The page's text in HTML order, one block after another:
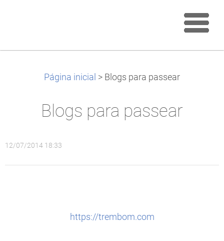
Página inicial > Blogs para passear
Blogs para passear
12/07/2014 18:33
https://trembom.com